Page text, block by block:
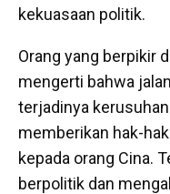
kekuasaan politik.
Orang yang berpikir
mengerti bahwa
terjadinya
memberikan hak-
kepada orang Cina.
berpolitik dan